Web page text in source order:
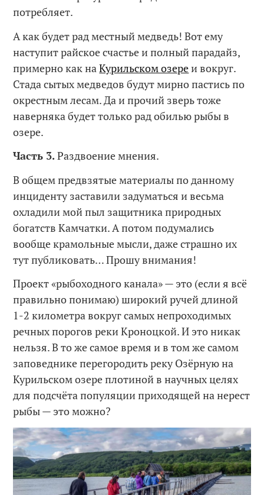
потребляет.
А как будет рад местный медведь! Вот ему
наступит райское счастье и полный парадайз,
примерно как наКурильском озереи вокруг.
Стада сытых медведов будут мирно пастись по
окрестным лесам. Да и прочий зверь тоже
наверняка будет только рад обилью рыбы в
озере.
Часть 3.Раздвоение мнения.
В общем предвзятые материалы по данному
инциденту заставили задуматься и весьма
охладили мой пыл защитника природных
богатств Камчатки. А потом подумались
вообще крамольные мысли, даже страшно их
тут публиковать… Прошу внимания!
Проект «рыбоходного канала» — это (если я всё
правильно понимаю) широкий ручей длиной
1-2 километра вокруг самых непроходимых
речных порогов реки Кроноцкой. И это никак
нельзя. В то же самое время и в том же самом
заповеднике перегородить реку Озёрную на
Курильском озере плотиной в научных целях
для подсчёта популяции приходящей на нерест
рыбы — это можно?